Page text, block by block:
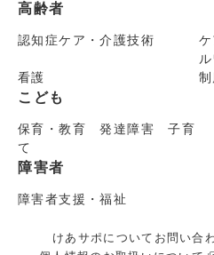
高齢者
認知症ケア・介護技術
看護
こども
保育・教育 発達障害 子育
て
障害者
障害者支援・福祉
けあサポについて お問い合